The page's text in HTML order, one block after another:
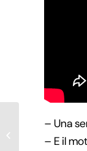
– Una
– E il
tempo verrà